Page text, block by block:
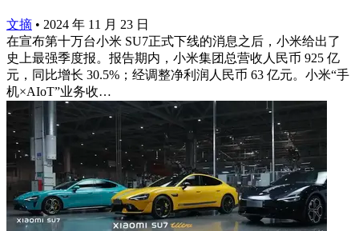
文摘 • 2024 年 11 月 23 日
在宣布第十万台小米 SU7正式下线的消息之后，小米给出了
史上最强季度报。报告期内，小米集团总营收人民币 925 亿
元，同比增长 30.5%；经调整净利润人民币 63 亿元。小米“⼿
机×AIoT”业务收…